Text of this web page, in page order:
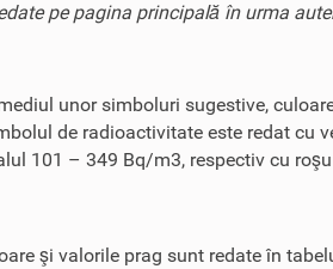
pe pagina principală în urma
unor simboluri sugestive,
de radioactivitate este redat cu
101 – 349 Bq/m3, respectiv cu
şi valorile prag sunt redate în